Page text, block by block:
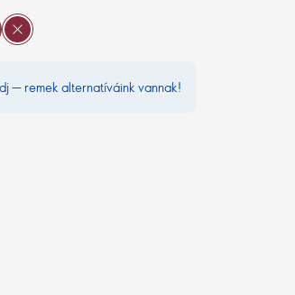
— remek alternatíváink vannak!